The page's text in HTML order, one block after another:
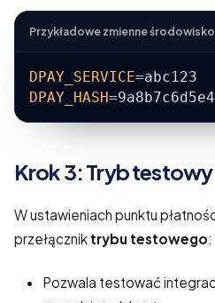
Przykładowe zmienne
DPAY_SERVICE=abc123
DPAY_HASH=
Krok 3: Tryb testowy
W ustawieniach punktu
przełącznik trybu testowego:
Pozwala testować